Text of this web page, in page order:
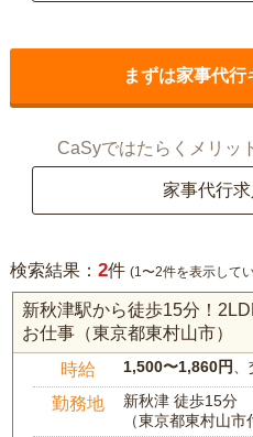
まずは家事代
CaSyではたらくメリッ
家事代行
検索結果： 2件 (1〜2件を表示して
新秋津駅から徒歩15分！
お仕事（東京都東村山市）
時給 1,500〜1,860円
勤務地
新秋津 徒歩15分
（東京都東村山市